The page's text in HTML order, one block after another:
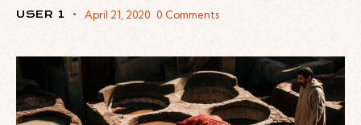
USER 1 April 21, 2020 0 Comments